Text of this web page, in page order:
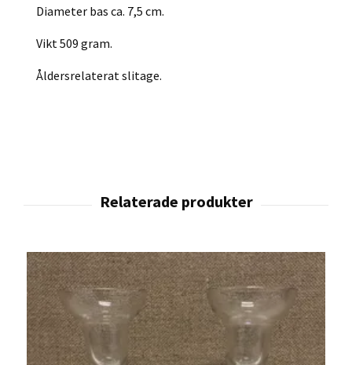
Diameter bas ca. 7,5 cm.
Vikt 509 gram.
Åldersrelaterat slitage.